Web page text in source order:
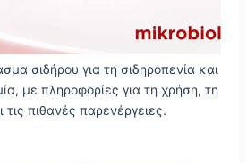
σιδήρου για τη σιδηροπενία και
με πληροφορίες για τη χρήση, τη
τις πιθανές παρενέργειες.